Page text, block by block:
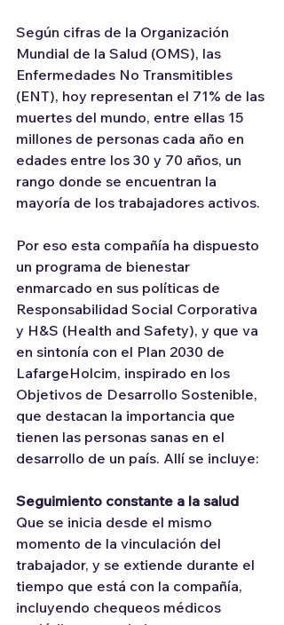
Según cifras de la Organización
Mundial de la Salud (OMS), las
Enfermedades No Transmitibles
(ENT), hoy representan el 71% de las
muertes del mundo, entre ellas 15
millones de personas cada año en
edades entre los 30 y 70 años, un
rango donde se encuentran la
mayoría de los trabajadores activos.
Por eso esta compañía ha dispuesto
un programa de bienestar
enmarcado en sus políticas de
Responsabilidad Social Corporativa
y H&S (Health and Safety), y que va
en sintonía con el Plan 2030 de
LafargeHolcim, inspirado en los
Objetivos de Desarrollo Sostenible,
que destacan la importancia que
tienen las personas sanas en el
desarrollo de un país. Allí se incluye:
Seguimiento constante a la salud
Que se inicia desde el mismo
momento de la vinculación del
trabajador, y se extiende durante el
tiempo que está con la compañía,
incluyendo chequeos médicos